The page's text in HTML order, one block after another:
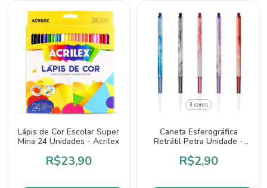
Lápis de Cor Escolar Super
Mina 24 Unidades - Acrilex
R$23,90
3 cores
Caneta Esferográfica
Retrátil Petra Unidade -
R$2,90